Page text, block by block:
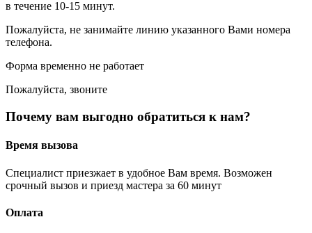
в течение 10-15 минут.
Пожалуйста, не занимайте линию указанного Вами номера
телефона.
Форма временно не работает
Пожалуйста, звоните
Почему вам выгодно обратиться к нам?
Время вызова
Специалист приезжает в удобное Вам время. Возможен
срочный вызов и приезд мастера за 60 минут
Оплата